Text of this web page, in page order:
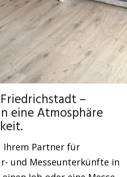
–
eine Atmosphäre
Ihrem Partner für
und Messeunterkünfte in